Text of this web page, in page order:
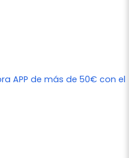
APP de más de 50€ con el